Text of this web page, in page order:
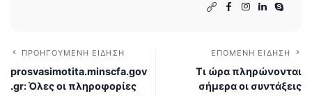
ΠΡΟΗΓΟΎΜΕΝΗ ΕΊΔΗΣΗ
prosvasimotita.minscfa.gov
.gr: Όλες οι πληροφορίες
ΕΠΌΜΕΝΗ ΕΊΔΗΣΗ
Τι ώρα πληρώνονται
σήμερα οι συντάξεις